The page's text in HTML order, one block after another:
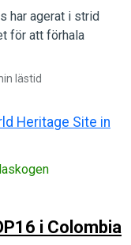
har agerat i strid
för att förhala
lästid
i Colombia